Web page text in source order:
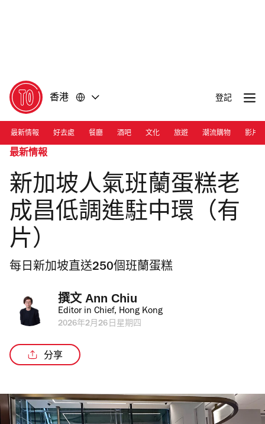
香港 登記
最新情報 好去處 餐廳 酒吧 文化 旅遊 潮流購物 影片
最新情報
新加坡人氣班蘭蛋糕老
成昌低調進駐中環（有
片）
每日新加坡直送250個班蘭蛋糕
撰文 Ann Chiu
Editor in Chief, Hong Kong
2026年2月26日星期四
分享